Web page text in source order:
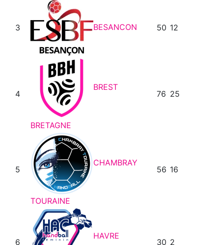
3 BESANCON 50 12
4
BREST
BRETAGNE
76 25
5
CHAMBRAY
TOURAINE
56 16
6
HAVRE
30 2